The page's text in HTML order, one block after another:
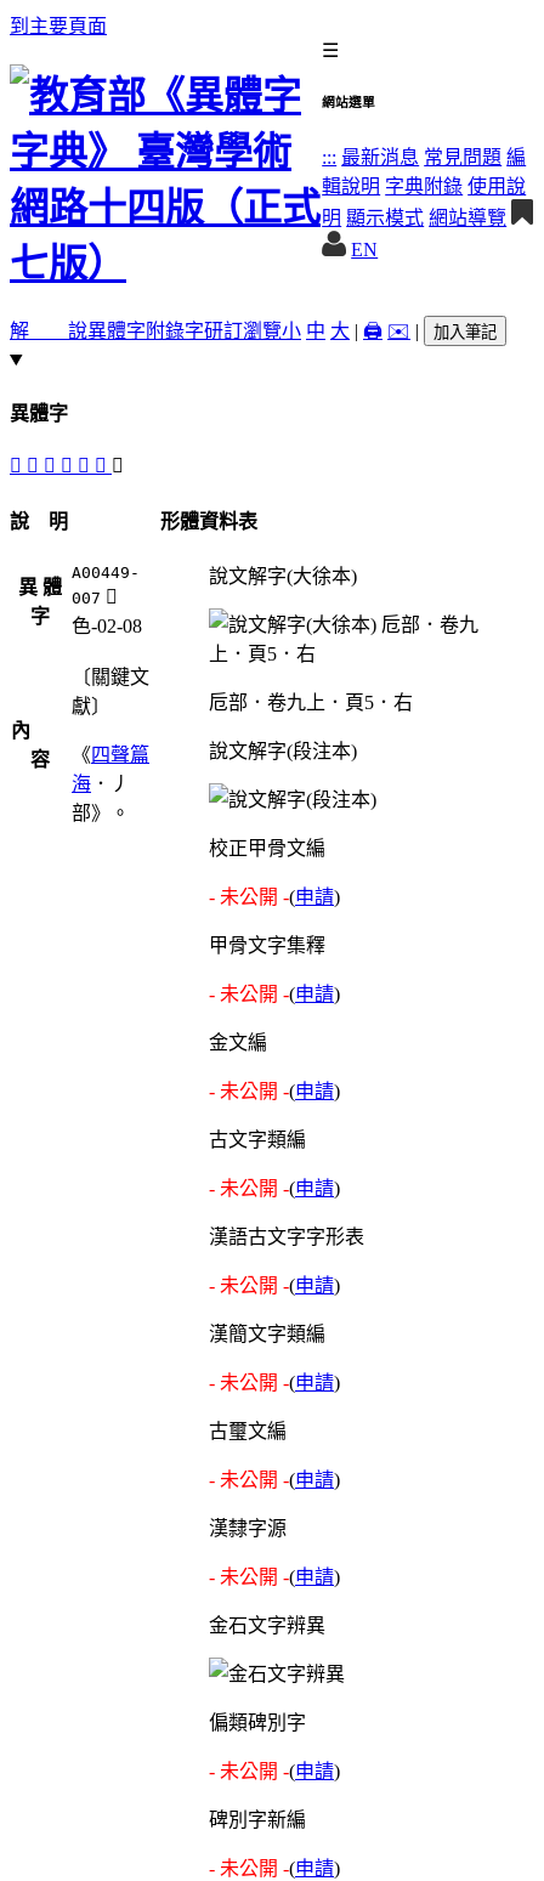
到主要頁面
☰
網站選單
::: 最新消息 常見問題 編
輯說明 字典附錄 使用說
明 顯示模式 網站導覽
EN
解 說異體字 附錄字研訂瀏覽小 中 大 | 🖨️ ✉️ | 加入筆記
異體字
󰥊 󰧮 󰧬 𠨬 𠂬 巵 󰧭
說 明
異 體
字
A00449-
007 󰧭
色-02-08
內
容
〔關鍵文
獻〕
《四聲篇
海 ．丿
部》。
形體資料表
說文解字(大徐本)
卮部．卷九上．頁5．右
說文解字(段注本)
校正甲骨文編
- 未公開 -(申請)
甲骨文字集釋
- 未公開 -(申請)
金文編
- 未公開 -(申請)
古文字類編
- 未公開 -(申請)
漢語古文字字形表
- 未公開 -(申請)
漢簡文字類編
- 未公開 -(申請)
古璽文編
- 未公開 -(申請)
漢隸字源
- 未公開 -(申請)
金石文字辨異
偏類碑別字
- 未公開 -(申請)
碑別字新編
- 未公開 -(申請)